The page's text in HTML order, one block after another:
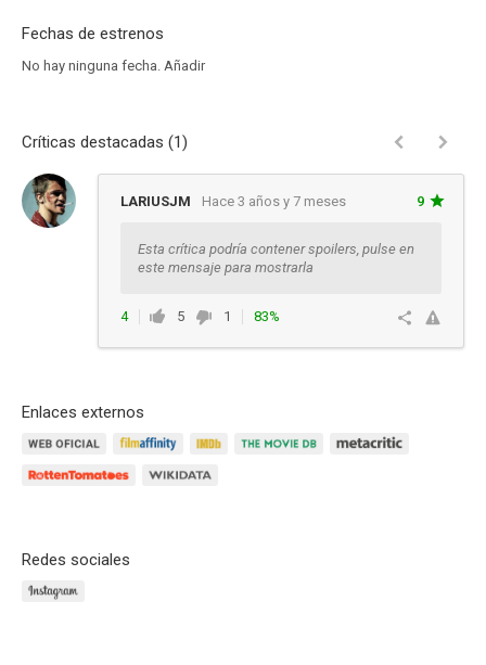
Fechas de estrenos
No hay ninguna fecha. Añadir
Críticas destacadas (1)
LARIUSJM Hace 3 años y 7 meses 9
Esta crítica podría contener spoilers, pulse en
este mensaje para mostrarla
4 5 1
83%
Enlaces externos
Redes sociales